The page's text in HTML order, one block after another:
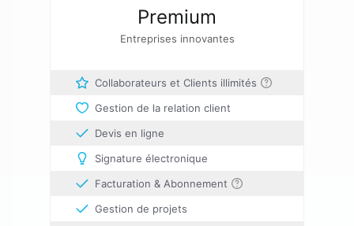
Premium
Entreprises innovantes
Collaborateurs et Clients illimités
Gestion de la relation client
Devis en ligne
Signature électronique
Facturation & Abonnement
Gestion de projets